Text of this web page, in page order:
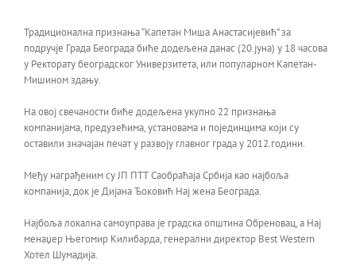
Традиционална признања “Капетан Миша Анастасијевић” за
подручје Града Београда биће додељена данас (20.јуна) у 18 часова
у Ректорату београдског Универзитета, или популарном Капетан-
Мишином здању.
На овој свечаности биће додељена укупно 22 признања
компанијама, предузећима, установама и појединцима који су
оставили значајан печат у развоју главног града у 2012.години.
Међу награђеним су ЈП ПТТ Саобраћаја Србија као најбоља
компанија, док је Дијана Ђоковић Нај жена Београда.
Најбоља локална самоуправа је градска општина Обреновац, а Нај
менаџер Његомир Килибарда, генерални директор Best Western
Хотел Шумадија.